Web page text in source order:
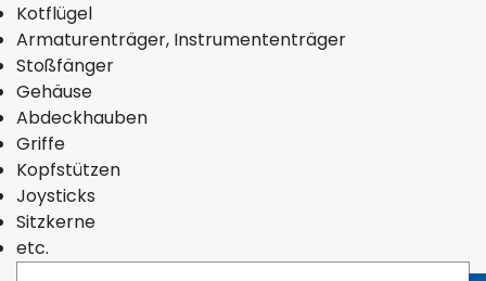
Kotflügel
Armaturenträger, Instrumententräger
Stoßfänger
Gehäuse
Abdeckhauben
Griffe
Kopfstützen
Joysticks
Sitzkerne
etc.